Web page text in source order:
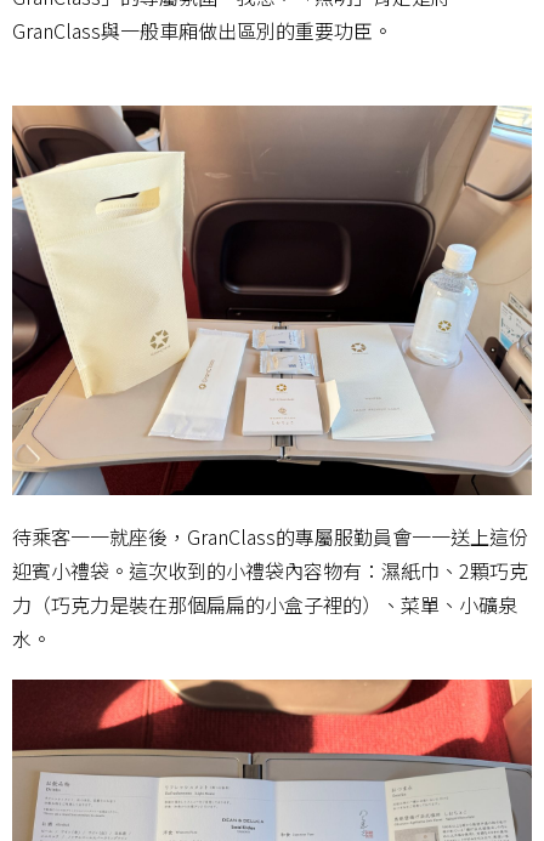
GranClass與一般車廂做出區別的重要功臣。
待乘客一一就座後，GranClass的專屬服勤員會一一送上這份
迎賓小禮袋。這次收到的小禮袋內容物有：濕紙巾、2顆巧克
力（巧克力是裝在那個扁扁的小盒子裡的）、菜單、小礦泉
水。